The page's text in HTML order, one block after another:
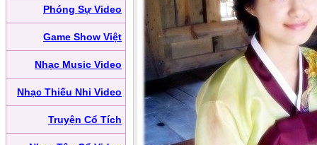
Phóng Sự Video
Game Show Việt
Nhạc Music Video
Nhạc Thiếu Nhi Video
Truyện Cổ Tích